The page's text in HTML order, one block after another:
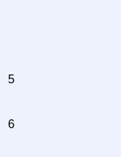
5
6